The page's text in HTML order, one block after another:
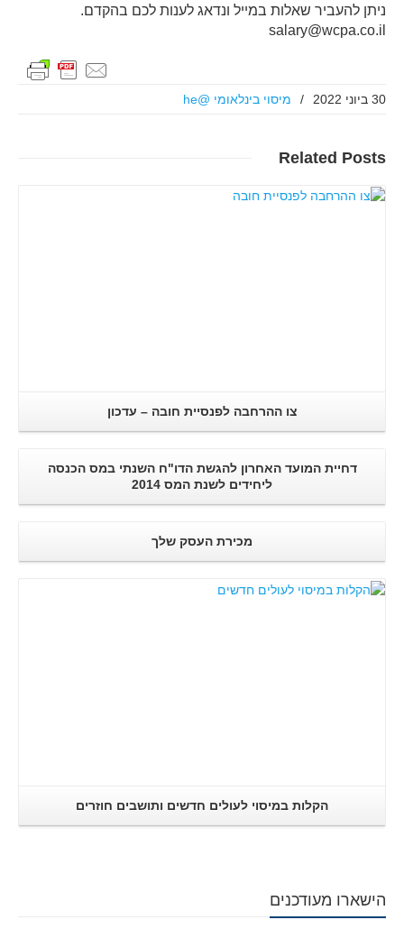
ניתן להעביר שאלות במייל ונדאג לענות לכם בהקדם.
salary@wcpa.co.il
30 ביוני 2022 / מיסוי בינלאומי @he
Related Posts
צו ההרחבה לפנסיית חובה – עדכון
דחיית המועד האחרון להגשת הדו"ח השנתי במס הכנסה
ליחידים לשנת המס 2014
מכירת העסק שלך
הקלות במיסוי לעולים חדשים ותושבים חוזרים
הישארו מעודכנים